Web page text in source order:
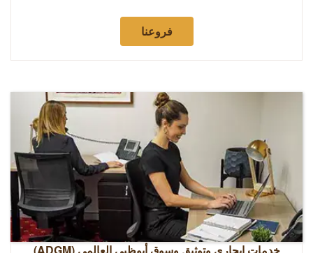
فروعنا